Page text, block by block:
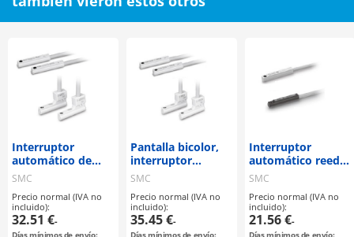
Interruptor
automático de
estado sólido,
estilo de montaje
directo, D-M9N(V)
/ D-M9P(V) / D-
M9B(V)
SMC
Precio normal (IVA no
incluido):
32.51 €-
Días mínimos de envío:
Pantalla bicolor,
interruptor
automático sin
contacto, montaje
directo, D-
M9NW/V, D-
M9PW/V, D-
SMC
Precio normal (IVA no
incluido):
35.45 €-
Días mínimos de envío:
Interruptor
automático reed,
estilo de montaje
directo, D-A90(V) /
D-A93(V) / D-
A96(V)
SMC
Precio normal (IVA no
incluido):
21.56 €-
Días mínimos de envío: